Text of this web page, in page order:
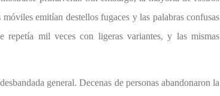
emitían destellos fugaces y las palabras confusas
repetía mil veces con ligeras variantes, y las mismas
general. Decenas de personas abandonaron la